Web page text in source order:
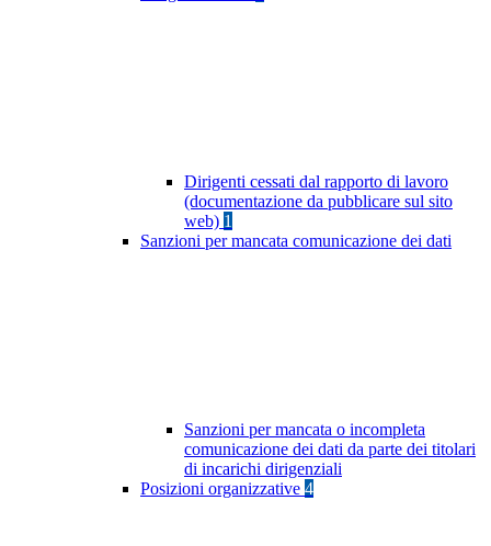
Dirigenti cessati dal rapporto di lavoro
(documentazione da pubblicare sul sito
web) 1
Sanzioni per mancata comunicazione dei dati
Sanzioni per mancata o incompleta
comunicazione dei dati da parte dei titolari
di incarichi dirigenziali
Posizioni organizzative 4